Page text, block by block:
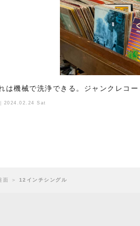
は機械で洗浄できる。ジャンクレコ
2024.02.24 Sat
面 ＞ 12インチシングル